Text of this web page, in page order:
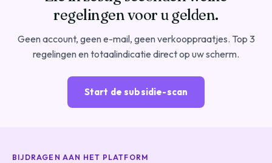
regelingen voor u gelden.
Geen account, geen e-mail, geen verkooppraatjes. Top 3
regelingen en totaalindicatie direct op uw scherm.
Start de subsidie-scan
BIJDRAGEN AAN HET PLATFORM